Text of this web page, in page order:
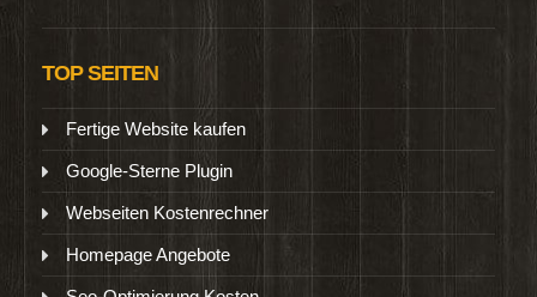
TOP SEITEN
Fertige Website kaufen
Google-Sterne Plugin
Webseiten Kostenrechner
Homepage Angebote